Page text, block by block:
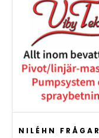
NILÉHN FRÅGAR